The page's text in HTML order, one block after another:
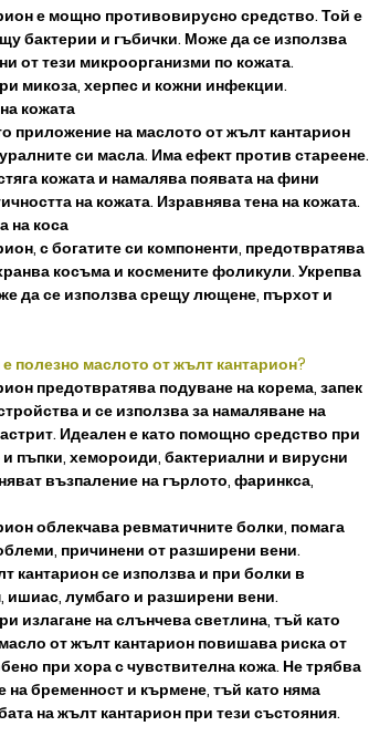
е мощно противовирусно средство. Той е
бактерии и гъбички. Може да се използва
от тези микроорганизми по кожата.
микоза, херпес и кожни инфекции.
кожата
приложение на маслото от жълт кантарион
си масла. Има ефект против стареене.
кожата и намалява появата на фини
на кожата. Изравнява тена на кожата.
на коса
с богатите си компоненти, предотвратява
косъма и космените фоликули. Укрепва
да се използва срещу лющене, пърхот и
полезно маслото от жълт кантарион?
предотвратява подуване на корема, запек
и се използва за намаляване на
Идеален е като помощно средство при
и пъпки, хемороиди, бактериални и вирусни
възпаление на гърлото, фаринкса,
облекчава ревматичните болки, помага
причинени от разширени вени.
кантарион се използва и при болки в
ишиас, лумбаго и разширени вени.
излагане на слънчева светлина, тъй като
от жълт кантарион повишава риска от
при хора с чувствителна кожа. Не трябва
на бременност и кърмене, тъй като няма
на жълт кантарион при тези състояния.